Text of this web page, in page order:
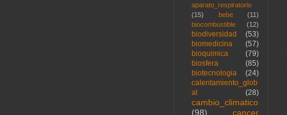
aparato_respiratorio
(15)
bebe
(11)
biocombustible
(12)
biodiversidad
(53)
biomedicina
(57)
bioquimica
(79)
biosfera
(85)
biotecnologia
(24)
calentamiento_glob
al
(28)
cambio_climatico
(98)
cancer